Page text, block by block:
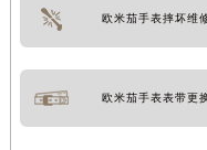
欧米茄手表摔坏维
欧米茄手表表带更